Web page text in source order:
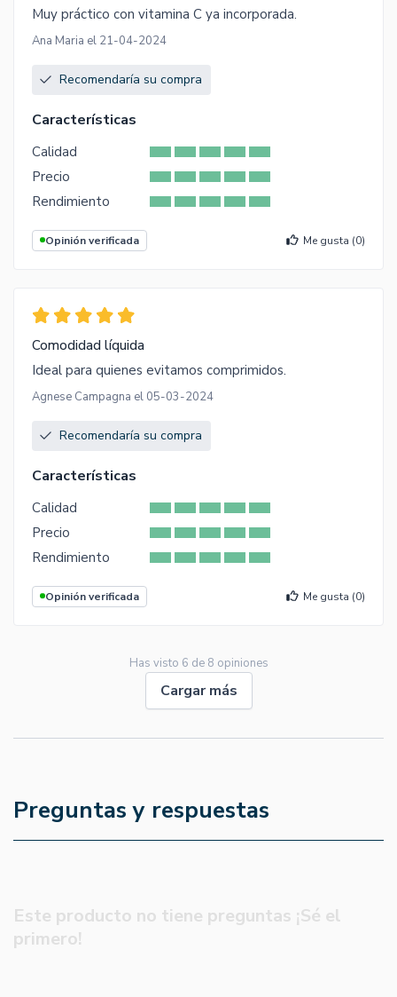
Muy práctico con vitamina C ya incorporada.
Ana Maria el 21-04-2024
Recomendaría su compra
Características
Calidad
Precio
Rendimiento
Opinión verificada Me gusta (0)
Comodidad líquida
Ideal para quienes evitamos comprimidos.
Agnese Campagna el 05-03-2024
Recomendaría su compra
Características
Calidad
Precio
Rendimiento
Opinión verificada Me gusta (0)
Has visto 6 de 8 opiniones
Cargar más
Preguntas y respuestas
Este producto no tiene preguntas ¡Sé el
primero!